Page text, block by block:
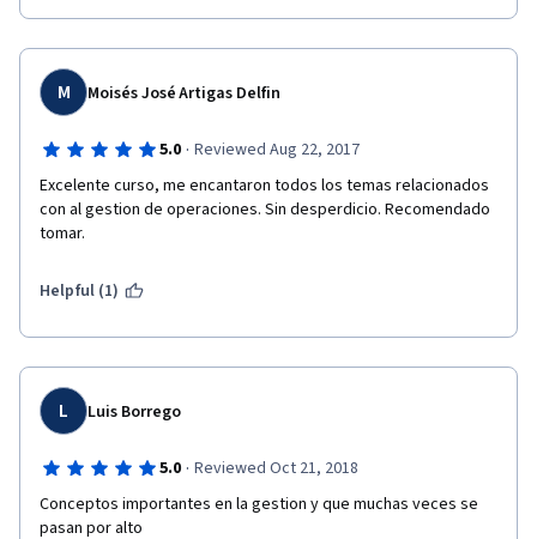
M Moisés José Artigas Delfin
5.0 · Reviewed Aug 22, 2017
Excelente curso, me encantaron todos los temas relacionados
con al gestion de operaciones. Sin desperdicio. Recomendado
tomar.
Helpful (1)
L Luis Borrego
5.0 · Reviewed Oct 21, 2018
Conceptos importantes en la gestion y que muchas veces se
pasan por alto